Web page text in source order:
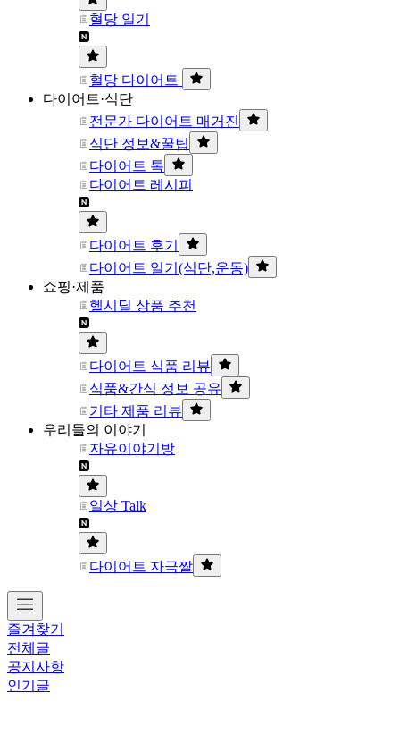
혈당 일기
혈당 다이어트
다이어트·식단
전문가 다이어트 매거진
식단 정보&꿀팁
다이어트 톡
다이어트 레시피
다이어트 후기
다이어트 일기(식단,운동)
쇼핑·제품
헬시딜 상품 추천
다이어트 식품 리뷰
식품&간식 정보 공유
기타 제품 리뷰
우리들의 이야기
자유이야기방
일상 Talk
다이어트 자극짤
즐겨찾기
전체글
공지사항
인기글